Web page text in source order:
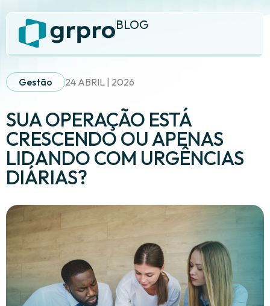
BLOG
Gestão 24 ABRIL | 2026
SUA OPERAÇÃO ESTÁ
CRESCENDO OU APENAS
LIDANDO COM URGÊNCIAS
DIÁRIAS?